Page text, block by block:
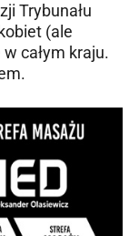
Trybunału
(ale
całym kraju.